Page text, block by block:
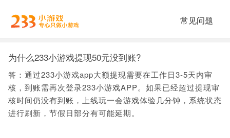
常见问题
为什么233小游戏提现50元没到账?
答：通过233小游戏app大额提现需要在工作日3-5天内审
核，到账需再次登录233小游戏APP。如果已经超过提现审
核时间仍没有到账，上线玩一会游戏体验几分钟，系统状态
进行刷新，节假日部分有可能延期。